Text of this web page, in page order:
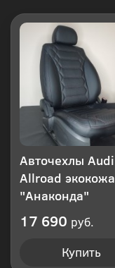
Авточехлы Audi
Allroad экокожа
"Анаконда"
17 690 руб.
Купить